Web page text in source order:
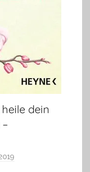
dein